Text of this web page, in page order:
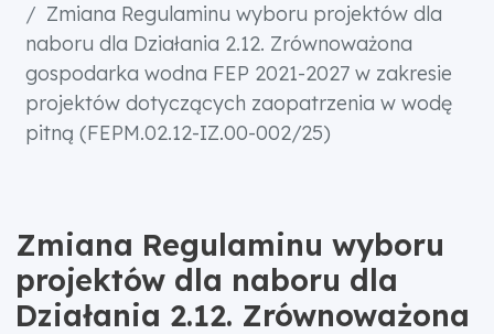
Zmiana Regulaminu wyboru projektów dla
naboru dla Działania 2.12. Zrównoważona
gospodarka wodna FEP 2021-2027 w zakresie
projektów dotyczących zaopatrzenia w wodę
pitną (FEPM.02.12-IZ.00-002/25)
Zmiana Regulaminu wyboru
projektów dla naboru dla
Działania 2.12. Zrównoważona